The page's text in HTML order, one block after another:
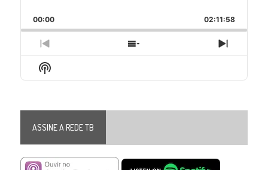
Rate
ForwardEpisode
00:00 02:11:58
Previous
Episode
Show
Next
Show
Podcast
ASSINE A REDE TB